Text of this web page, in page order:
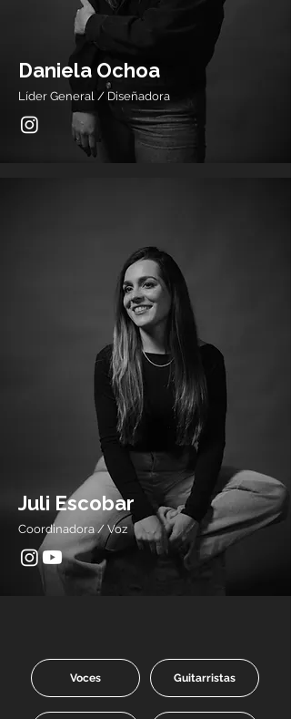
Daniela Ochoa
Líder General / Diseñadora
Juli Escobar
Coordinadora / Voz
Voces Guitarristas